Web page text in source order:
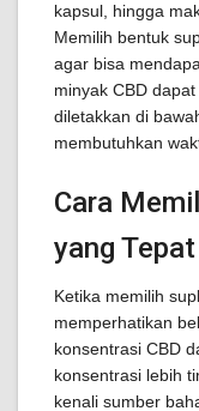
kapsul, hingga
Memilih bentuk
agar bisa
minyak CBD
diletakkan di
membutuhkan
Cara
yang Tepat
Ketika memilih
memperhatikan
konsentrasi CBD
konsentrasi lebih
kenali sumber